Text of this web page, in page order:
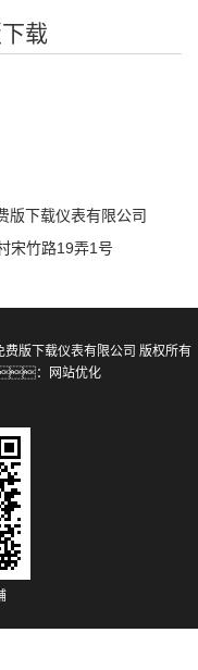
载
下载仪表有限公司
宋竹路19弄1号
版下载仪表有限公司 版权所有
： 网站优化